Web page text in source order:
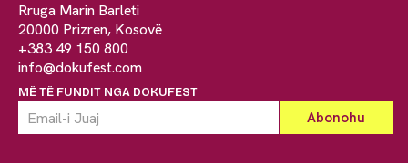
Rruga Marin Barleti
20000 Prizren, Kosovë
+383 49 150 800
info@dokufest.com
MË TË FUNDIT NGA DOKUFEST